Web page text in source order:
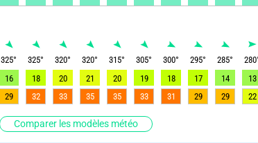
Comparer les modèles météo
325° 325° 320° 320° 315° 305° 300° 295° 285° 280
16 18 20 21 20 19 18 17 14 13
29 32 33 35 35 33 31 29 29 22